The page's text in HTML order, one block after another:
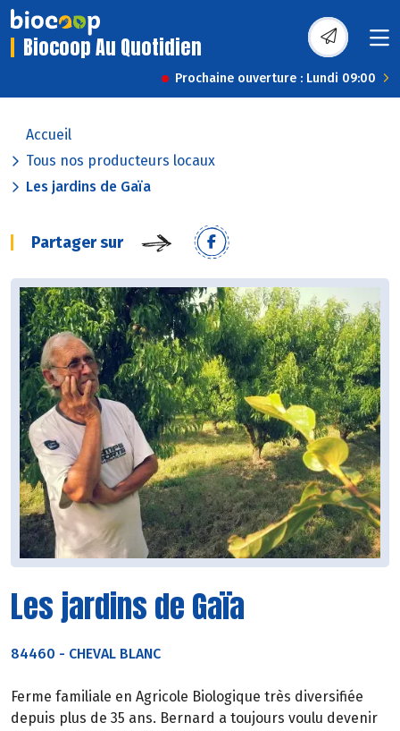
Biocoop Au Quotidien
Prochaine ouverture : Lundi 09:00
Accueil
Tous nos producteurs locaux
Les jardins de Gaïa
Partager sur
Les jardins de Gaïa
84460 - CHEVAL BLANC
Ferme familiale en Agricole Biologique très diversifiée
depuis plus de 35 ans. Bernard a toujours voulu devenir